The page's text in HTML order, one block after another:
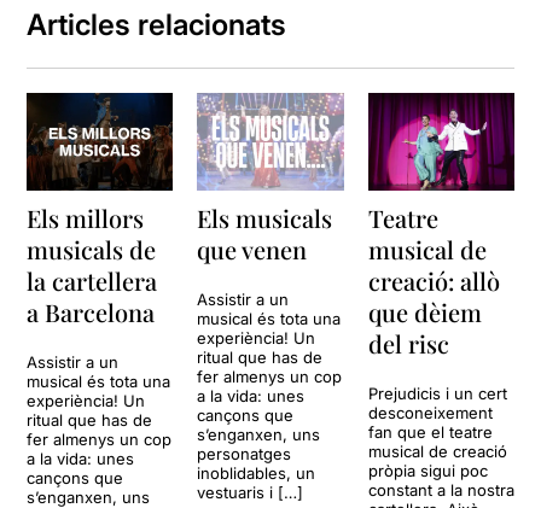
Articles relacionats
Els millors
musicals de
la cartellera
a Barcelona
Assistir a un
musical és tota una
experiència! Un
ritual que has de
fer almenys un cop
a la vida: unes
cançons que
s’enganxen, uns
Els musicals
que venen
Assistir a un
musical és tota una
experiència! Un
ritual que has de
fer almenys un cop
a la vida: unes
cançons que
s’enganxen, uns
personatges
inoblidables, un
vestuaris i […]
Teatre
musical de
creació: allò
que dèiem
del risc
Prejudicis i un cert
desconeixement
fan que el teatre
musical de creació
pròpia sigui poc
constant a la nostra